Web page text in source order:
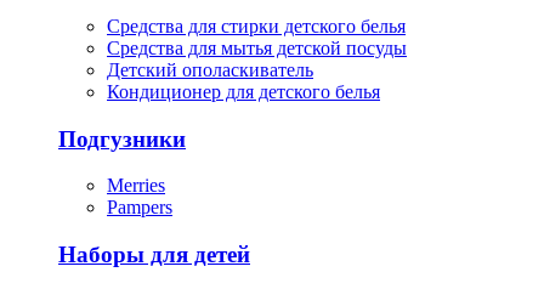
Средства для стирки детского белья
Средства для мытья детской посуды
Детский ополаскиватель
Кондиционер для детского белья
Подгузники
Merries
Pampers
Наборы для детей